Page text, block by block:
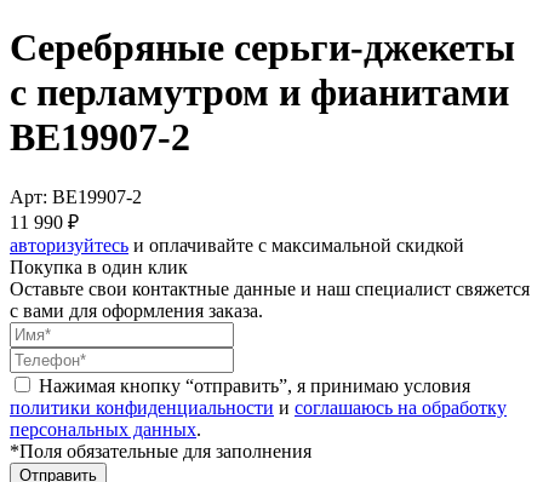
Серебряные серьги-джекеты
с перламутром и фианитами
BE19907-2
Арт: BE19907-2
11 990 ₽
авторизуйтесь и оплачивайте с максимальной скидкой
Покупка в один клик
Оставьте свои контактные данные и наш специалист свяжется
с вами для оформления заказа.
Нажимая кнопку “отправить”, я принимаю условия
политики конфиденциальности и соглашаюсь на обработку
персональных данных.
*Поля обязательные для заполнения
Отправить